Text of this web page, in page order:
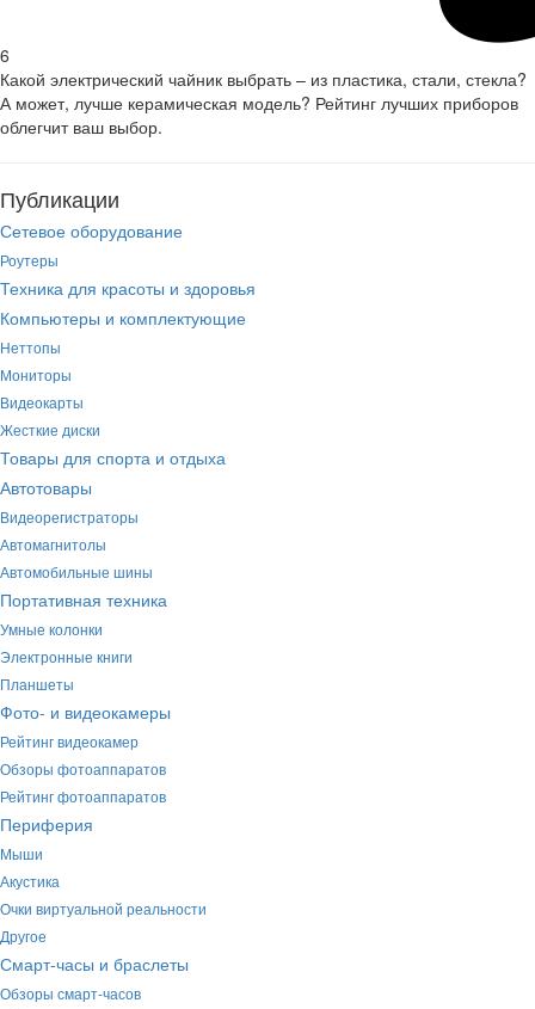
6
Какой электрический чайник выбрать – из пластика, стали, стекла?
А может, лучше керамическая модель? Рейтинг лучших приборов
облегчит ваш выбор.
Публикации
Сетевое оборудование
Роутеры
Техника для красоты и здоровья
Компьютеры и комплектующие
Неттопы
Мониторы
Видеокарты
Жесткие диски
Товары для спорта и отдыха
Автотовары
Видеорегистраторы
Автомагнитолы
Автомобильные шины
Портативная техника
Умные колонки
Электронные книги
Планшеты
Фото- и видеокамеры
Рейтинг видеокамер
Обзоры фотоаппаратов
Рейтинг фотоаппаратов
Периферия
Мыши
Акустика
Очки виртуальной реальности
Другое
Смарт-часы и браслеты
Обзоры смарт-часов